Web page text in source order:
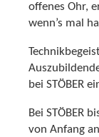
offenes Ohr,
wenn’s mal
bei STÖBER
Bei STÖBER
von Anfang